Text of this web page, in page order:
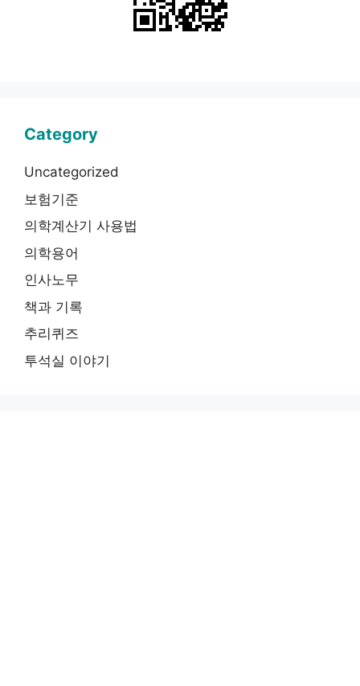
Category
Uncategorized
보험기준
의학계산기 사용법
의학용어
인사노무
책과 기록
추리퀴즈
투석실 이야기